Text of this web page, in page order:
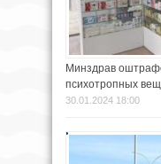
Минздрав
психотропных
30.01.2024 18:00